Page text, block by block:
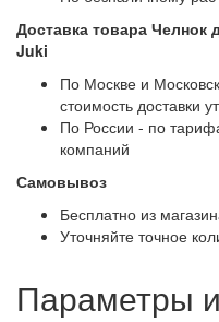
Доставка товара
Juki
По Москве и
стоимость доставки
По России - по
компаний
Самовывоз
Бесплатно из
Уточняйте точное
Параметры